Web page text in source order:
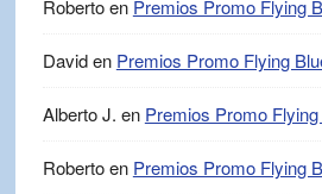
Robertoen Premios Promo Flying
Daviden Premios Promo Flying
Alberto J. en Premios Promo
Robertoen Premios Promo Flying